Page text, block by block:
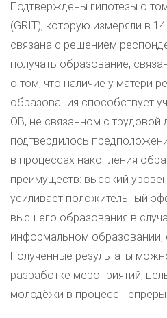
Подтверждены гипотезы о
(GRIT), которую измеряли в
связана с решением
получать образование,
о том, что наличие у матери
образования способствует
ОВ, не связанном с трудовой
подтвердилось
в процессах накопления
преимуществ: высокий
усиливает положительный
высшего образования в
информальном образовании,
Полученные результаты
разработке мероприятий,
молодёжи в процесс